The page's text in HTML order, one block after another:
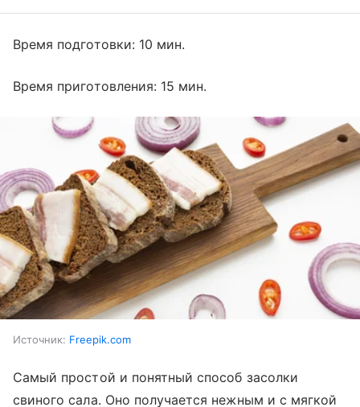
Время подготовки: 10 мин.
Время приготовления: 15 мин.
Источник: Freepik.com
Самый простой и понятный способ засолки
свиного сала. Оно получается нежным и с мягкой